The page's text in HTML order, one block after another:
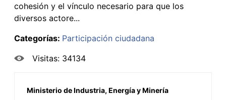
cohesión y el vínculo necesario para que los
diversos actore...
Categorías: Participación ciudadana
Visitas: 34134
Ministerio de Industria, Energía y Minería